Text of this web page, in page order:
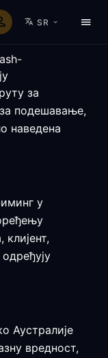
SR
за
подешавање,
наведена
у
клијент,
Аустралије
вредност,